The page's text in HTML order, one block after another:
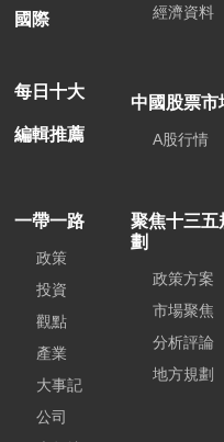
國際
每日十大
編輯推薦
經濟資料
中國股票市
A股行情
一帶一路
政策
投資
觀點
產業
大事記
公司
聚焦十三五
劃
政策方案
市場聚焦
分析評論
地方規劃